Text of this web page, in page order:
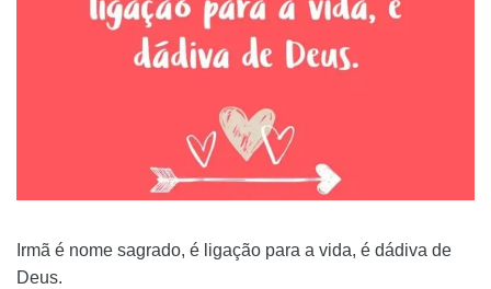
Irmã é nome sagrado, é ligação para a vida, é dádiva de
Deus.